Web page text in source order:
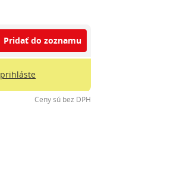
Pridať do zoznamu
prihláste
Ceny sú bez DPH